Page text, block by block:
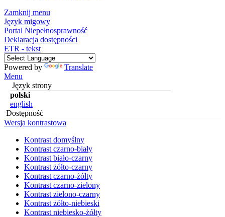
Zamknij menu
Język migowy
Portal Niepełnosprawność
Deklaracja dostępności
ETR - tekst
Powered by
Translate
Menu
Język strony
polski
english
Dostępność
Wersja kontrastowa
Kontrast domyślny
Kontrast czarno-biały
Kontrast biało-czarny
Kontrast żółto-czarny
Kontrast czarno-żółty
Kontrast czarno-zielony
Kontrast zielono-czarny
Kontrast żółto-niebieski
Kontrast niebiesko-żółty